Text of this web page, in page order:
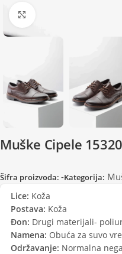
Muške Cipele
Šifra proizvoda: -Kategorija:
Lice: Koža
Postava: Koža
Đon: Drugi materijali-
Namena: Obuća za suvo
Održavanje: Normalna